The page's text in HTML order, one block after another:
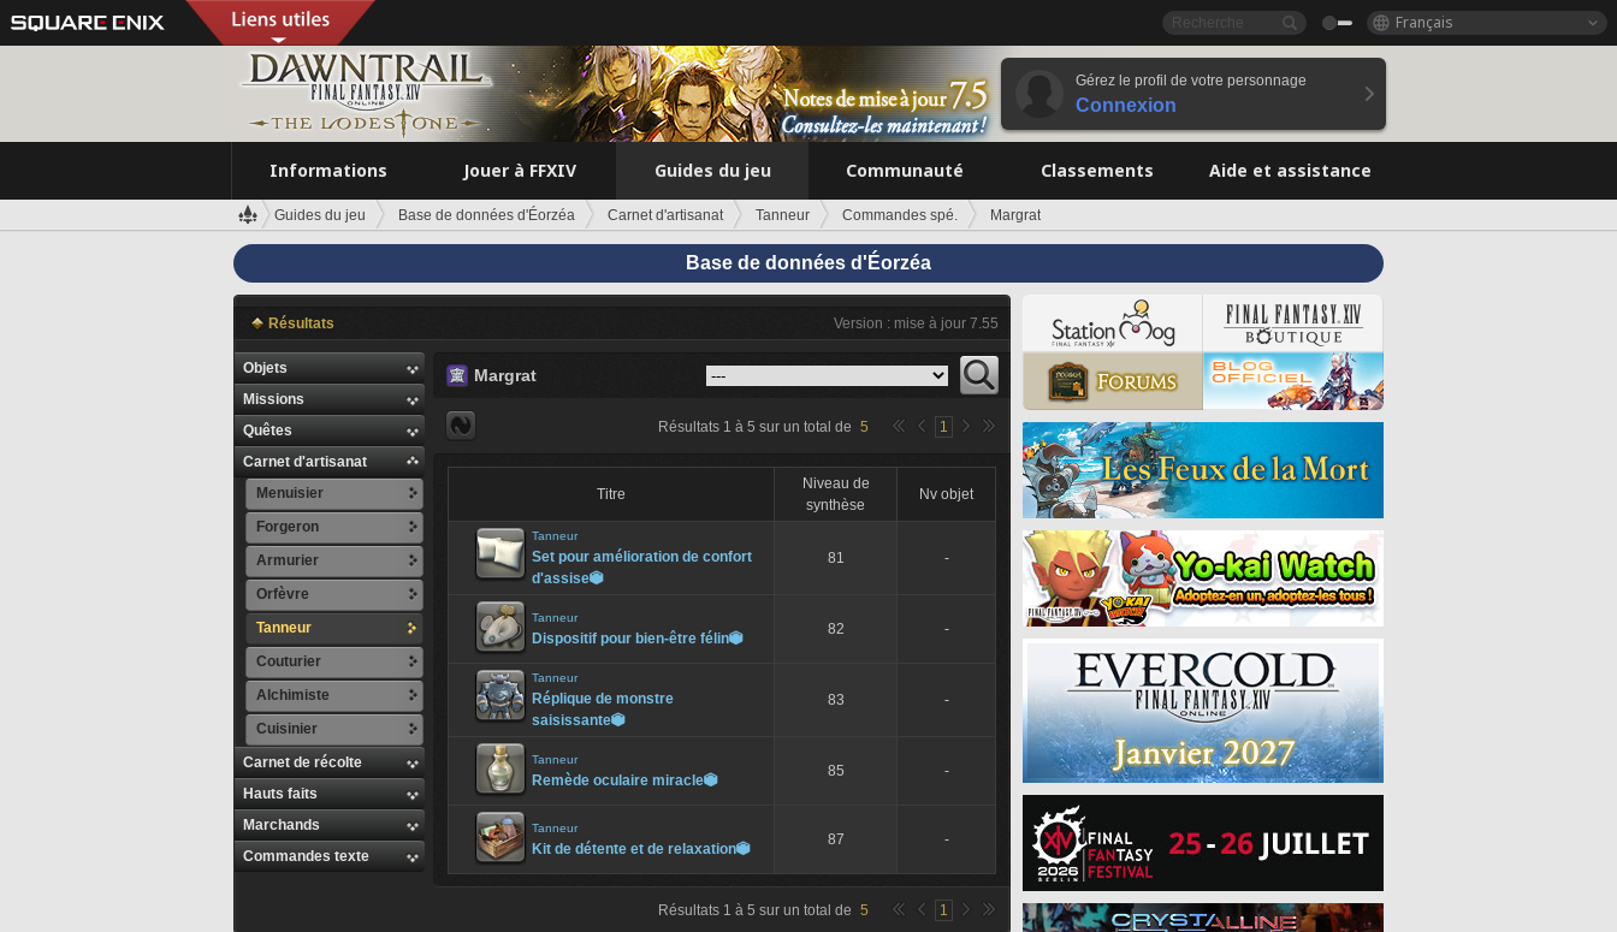
Français
Gérez le profil de votre personnage
Connexion
Informations Jouer à FFXIV Guides du jeu Communauté Classements Aide et assistance
Guides du jeu Base de données d'Éorzéa Carnet d'artisanat Tanneur Commandes spé. Margrat
Base de données d'Éorzéa
Résultats Version : mise à jour 7.55
Objets
Missions
Quêtes
Carnet d'artisanat
Menuisier
Forgeron
Armurier
Orfèvre
Tanneur
Couturier
Alchimiste
Cuisinier
Carnet de récolte
Hauts faits
Marchands
Commandes texte
Margrat
Résultats 1 à 5 sur un total de 5 1
Titre
Niveau de
synthèse
Nv objet
Tanneur
Set pour amélioration de confort
d'assise
81 -
Tanneur
Dispositif pour bien-être félin
82 -
Tanneur
Réplique de monstre
saisissante
83 -
Tanneur
Remède oculaire miracle
85 -
Tanneur
Kit de détente et de relaxation
87 -
Résultats 1 à 5 sur un total de 5 1